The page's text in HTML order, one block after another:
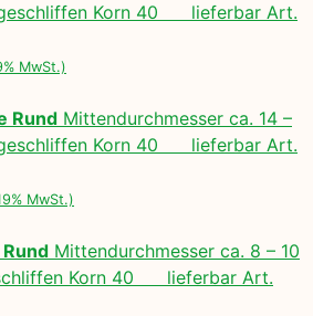
Korn 40 lieferbar Art.
MwSt.)
Rund Mittendurchmesser ca. 14 –
Korn 40 lieferbar Art.
MwSt.)
Mittendurchmesser ca. 8 – 10
Korn 40 lieferbar Art.